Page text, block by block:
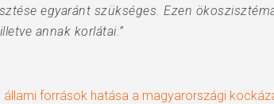
egyaránt szükséges. Ezen
annak korlátai.”
források hatása a magyarországi